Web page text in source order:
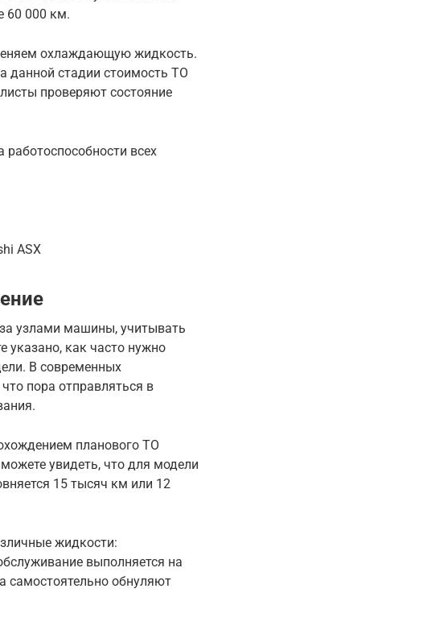
60 000 км.
охлаждающую жидкость.
данной стадии стоимость ТО
проверяют состояние
всех
ASX
узлами машины, учитывать
указано, как часто нужно
В современных
пора отправляться в
планового ТО
увидеть, что для модели
15 тысяч км или 12
жидкости:
выполняется на
самостоятельно обнуляют